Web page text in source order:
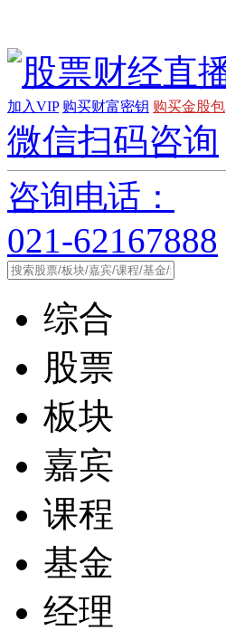
加入VIP 购买财富密钥 购买金股包
微信扫码咨询
咨询电话：
021-62167888
综合
股票
板块
嘉宾
课程
基金
经理